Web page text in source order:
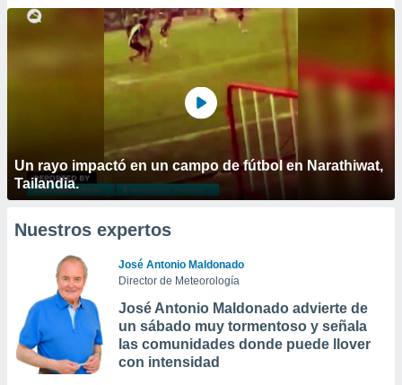
Un rayo impactó en un campo de fútbol en Narathiwat,
Tailandia.
Nuestros expertos
José Antonio Maldonado
Director de Meteorología
José Antonio Maldonado advierte de
un sábado muy tormentoso y señala
las comunidades donde puede llover
con intensidad